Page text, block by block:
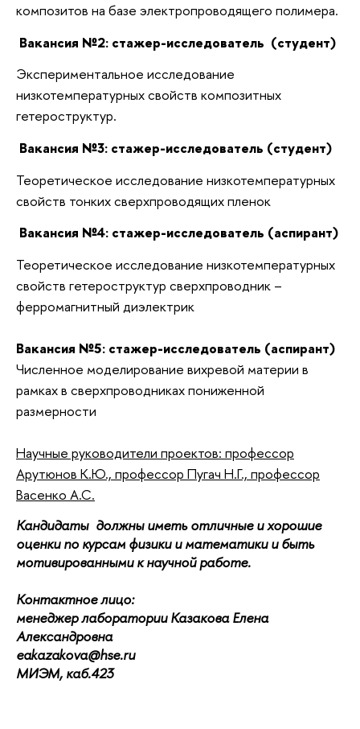
композитов на базе электропроводящего полимера.
Вакансия №2: стажер-исследователь (студент)
Экспериментальное исследование
низкотемпературных свойств композитных
гетероструктур.
Вакансия №3: стажер-исследователь (студент)
Теоретическое исследование низкотемпературных
свойств тонких сверхпроводящих пленок
Вакансия №4: стажер-исследователь (аспирант)
Теоретическое исследование низкотемпературных
свойств гетероструктур сверхпроводник –
ферромагнитный диэлектрик
Вакансия №5: стажер-исследователь (аспирант)
Численное моделирование вихревой материи в
рамках в сверхпроводниках пониженной
размерности
Научные руководители проектов: профессор
Арутюнов К.Ю., профессор Пугач Н.Г., профессор
Васенко А.С.
Кандидаты должны иметь отличные и хорошие
оценки по курсам физики и математики и быть
мотивированными к научной работе.
Контактное лицо:
менеджер лаборатории Казакова Елена
Александровна
eakazakova@hse.ru
МИЭМ, каб.423